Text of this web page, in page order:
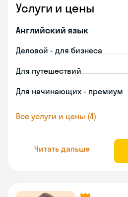
Услуги и цены
Английский язык
Деловой - для бизнеса
Для путешествий
Для начинающих - премиум
Все услуги и цены (4)
Читать дальше